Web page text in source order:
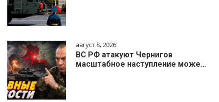
август 8, 2026
ВС РФ атакуют Чернигов
масштабное наступление може…